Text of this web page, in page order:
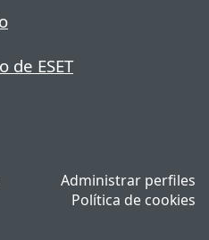
de ESET
Administrar perfiles
Política de cookies